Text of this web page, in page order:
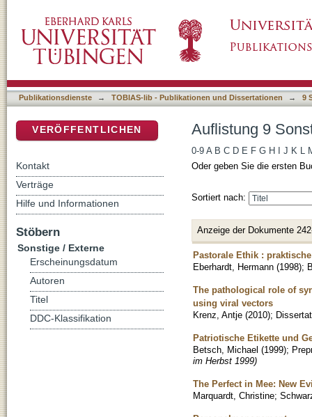
Publikationsdienste → TOBIAS-lib - Publikationen und Dissertationen → 9
Auflistung 9
0-9 A B C D E F G H J K L
Oder geben Sie die ersten
Sortiert nach:
Anzeige der Dokumente
Pastorale Ethik :
Eberhardt, Hermann (1998);
The pathological role of
using viral vectors
Krenz, Antje (2010);
Patriotische Etikette und
Betsch, Michael (1999);
im Herbst 1999)
The Perfect in Mee: New
Marquardt, Christine;
VERÖFFENTLICHEN
Kontakt
Verträge
Hilfe und Informationen
Stöbern
Sonstige / Externe
Erscheinungsdatum
Autoren
Titel
DDC-Klassifikation